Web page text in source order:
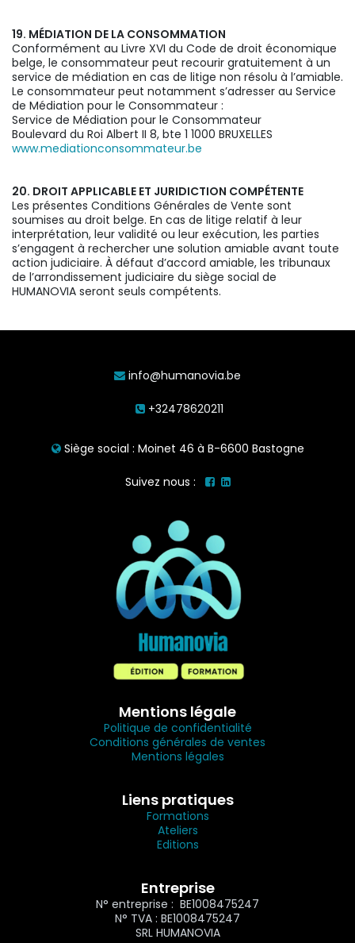
19. MÉDIATION DE LA CONSOMMATION
Conformément au Livre XVI du Code de droit économique
belge, le consommateur peut recourir gratuitement à un
service de médiation en cas de litige non résolu à l’amiable.
Le consommateur peut notamment s’adresser au Service
de Médiation pour le Consommateur :
Service de Médiation pour le Consommateur
Boulevard du Roi Albert II 8, bte 1 1000 BRUXELLES
www.mediationconsommateur.be
20. DROIT APPLICABLE ET JURIDICTION COMPÉTENTE
Les présentes Conditions Générales de Vente sont
soumises au droit belge. En cas de litige relatif à leur
interprétation, leur validité ou leur exécution, les parties
s’engagent à rechercher une solution amiable avant toute
action judiciaire. À défaut d’accord amiable, les tribunaux
de l’arrondissement judiciaire du siège social de
HUMANOVIA seront seuls compétents.
info@humanovia.be
+32478620211
Siège social : Moinet 46 à B-6600 Bastogne
Suivez nous :
Mentions légale
Politique de confidentialité
Conditions générales de ventes
Mentions légales
Liens pratiques
Formations
Ateliers
Editions
Entreprise
N° entreprise : BE1008475247
N° TVA : BE1008475247
SRL HUMANOVIA